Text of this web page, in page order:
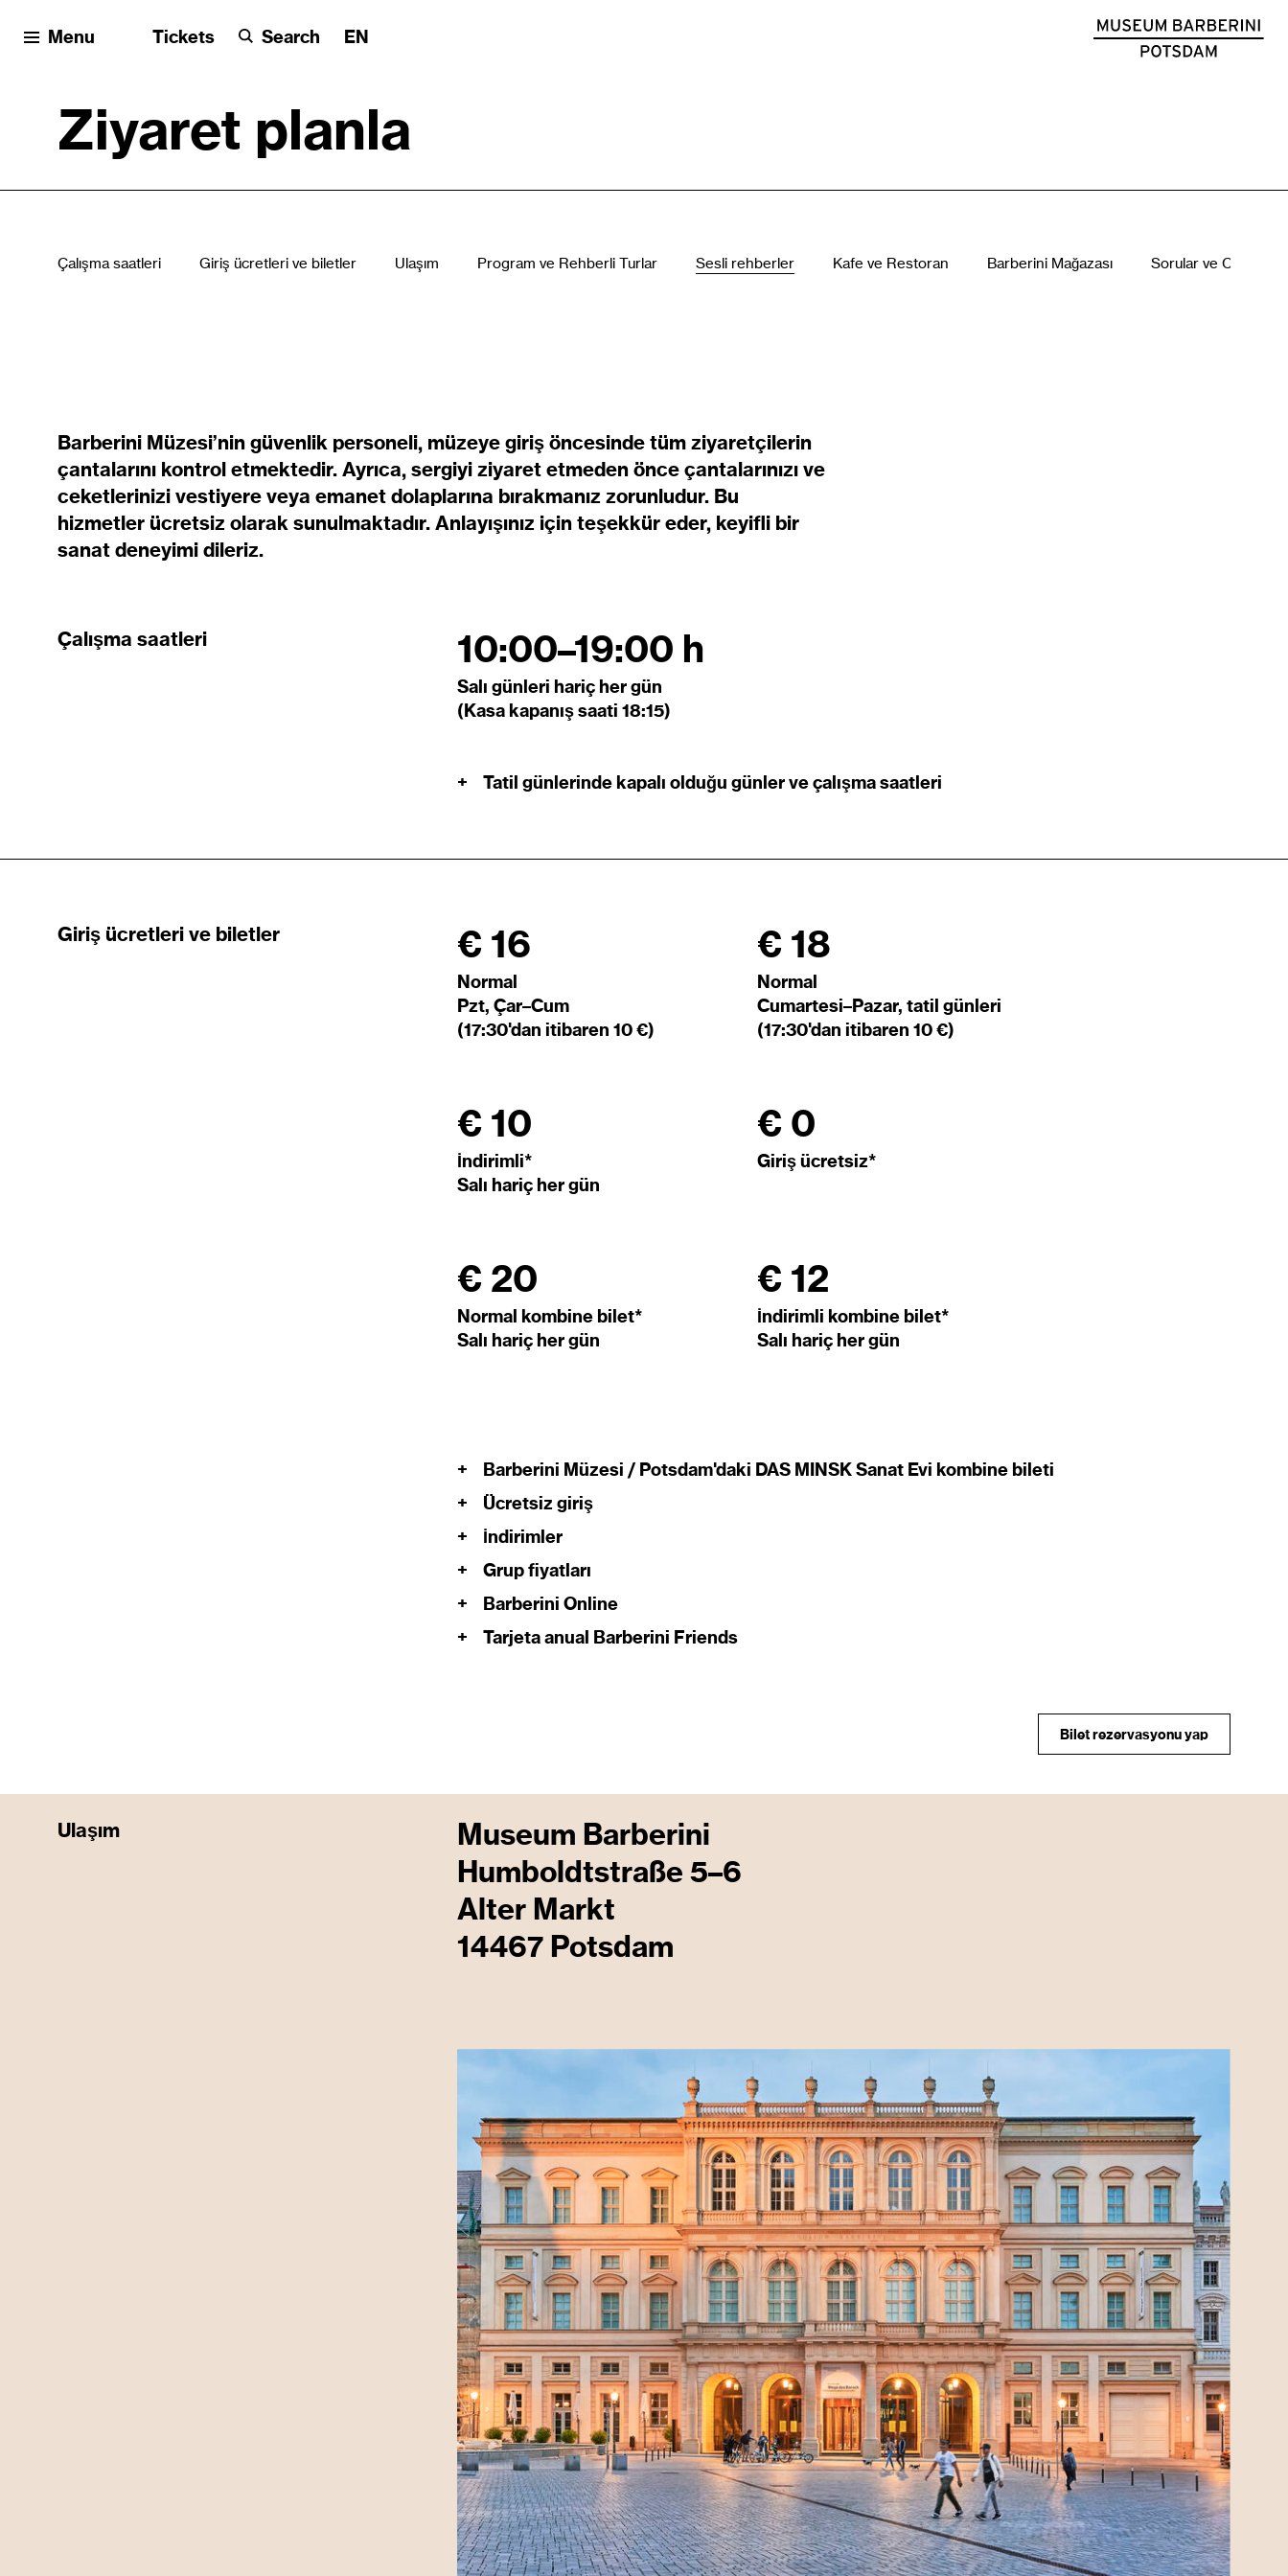
Menu Tickets Search EN
Ziyaret planla
Çalışma saatleri Giriş ücretleri ve biletler Ulaşım Program ve Rehberli Turlar Sesli rehberler Kafe ve Restoran Barberini Mağazası Sorular ve Cevaplar
Barberini Müzesi’nin güvenlik personeli, müzeye giriş öncesinde tüm ziyaretçilerin
çantalarını kontrol etmektedir. Ayrıca, sergiyi ziyaret etmeden önce çantalarınızı ve
ceketlerinizi vestiyere veya emanet dolaplarına bırakmanız zorunludur. Bu
hizmetler ücretsiz olarak sunulmaktadır. Anlayışınız için teşekkür eder, keyifli bir
sanat deneyimi dileriz.
Çalışma saatleri 10:00–19:00 h
Salı günleri hariç her gün
(Kasa kapanış saati 18:15)
+ Tatil günlerinde kapalı olduğu günler ve çalışma saatleri
Giriş ücretleri ve biletler € 16
Normal
Pzt, Çar–Cum
(17:30'dan itibaren 10 €)
€ 18
Normal
Cumartesi–Pazar, tatil günleri
(17:30'dan itibaren 10 €)
€ 10
İndirimli*
Salı hariç her gün
€ 0
Giriş ücretsiz*
€ 20
Normal kombine bilet*
Salı hariç her gün
€ 12
İndirimli kombine bilet*
Salı hariç her gün
+
Barberini Müzesi / Potsdam'daki DAS MINSK Sanat Evi kombine bileti
+
Ücretsiz giriş
+
İndirimler
+
Grup fiyatları
+
Barberini Online
+
Tarjeta anual Barberini Friends
Bilet rezervasyonu yap
Ulaşım
Museum Barberini
Humboldtstraße 5–6
Alter Markt
14467 Potsdam